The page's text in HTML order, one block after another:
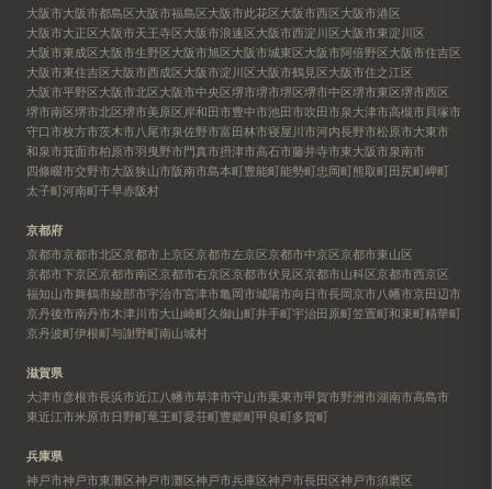
大阪市大阪市都島区大阪市福島区大阪市此花区大阪市西区大阪市港区
大阪市大正区大阪市天王寺区大阪市浪速区大阪市西淀川区大阪市東淀川区
大阪市東成区大阪市生野区大阪市旭区大阪市城東区大阪市阿倍野区大阪市住吉区
大阪市東住吉区大阪市西成区大阪市淀川区大阪市鶴見区大阪市住之江区
大阪市平野区大阪市北区大阪市中央区堺市堺市堺区堺市中区堺市東区堺市西区
堺市南区堺市北区堺市美原区岸和田市豊中市池田市吹田市泉大津市高槻市 貝塚市
守口市枚方市茨木市八尾市泉佐野市富田林市寝屋川市河内長野市松原市大東市
和泉市箕面市柏原市羽曳野市門真市摂津市高石市藤井寺市東大阪市泉南市
四條畷市交野市大阪狭山市阪南市島本町豊能町能勢町忠岡町熊取町田尻町岬町
太子町河南町千早赤阪村
京都府
京都市京都市北区京都市上京区京都市左京区京都市中京区京都市東山区
京都市下京区京都市南区京都市右京区京都市伏見区京都市山科区京都市西京区
福知山市舞鶴市綾部市宇治市宮津市亀岡市城陽市向日市長岡京市八幡市京田辺市
京丹後市南丹市木津川市大山崎町久御山町井手町宇治田原町笠置町和束町精華町
京丹波町伊根町与謝野町南山城村
滋賀県
大津市彦根市長浜市近江八幡市草津市守山市栗東市甲賀市野洲市湖南市高島市
東近江市米原市日野町竜王町愛荘町豊郷町甲良町多賀町
兵庫県
神戸市神戸市東灘区神戸市灘区神戸市兵庫区神戸市長田区神戸市須磨区